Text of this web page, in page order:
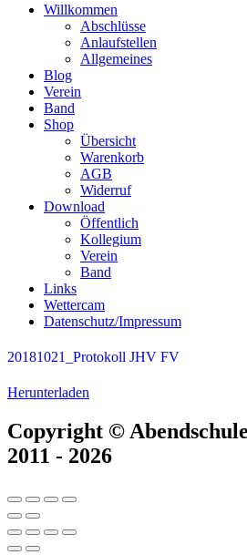
Willkommen
Abschlüsse
Anlaufstellen
Allgemeines
Blog
Verein
Band
Shop
Übersicht
Warenkorb
AGB
Widerruf
Download
Öffentlich
Kollegium
Verein
Band
Links
Wettercam
Datenschutz/Impressum
20181021_Protokoll JHV FV
Herunterladen
Copyright ©
2011 - 2026